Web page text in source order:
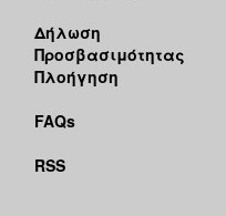
Δήλωση
Προσβασιμότητας
Πλοήγηση
FAQs
RSS